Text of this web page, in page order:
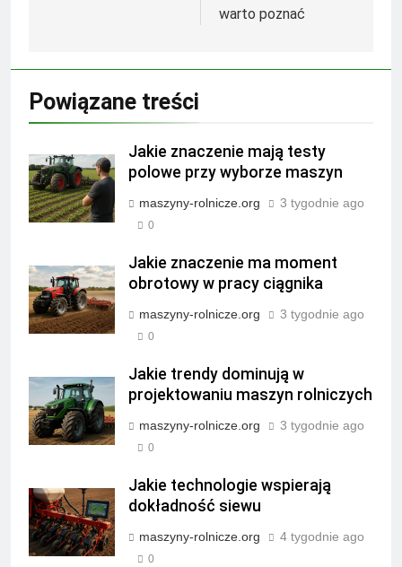
warto poznać
Powiązane treści
Jakie znaczenie mają testy
polowe przy wyborze maszyn
maszyny-rolnicze.org 3 tygodnie ago
0
Jakie znaczenie ma moment
obrotowy w pracy ciągnika
maszyny-rolnicze.org 3 tygodnie ago
0
Jakie trendy dominują w
projektowaniu maszyn rolniczych
maszyny-rolnicze.org 3 tygodnie ago
0
Jakie technologie wspierają
dokładność siewu
maszyny-rolnicze.org 4 tygodnie ago
0